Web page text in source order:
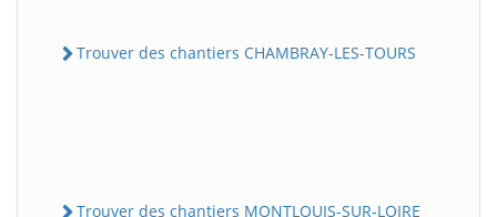
Trouver des chantiers CHAMBRAY-LES-TOURS
Trouver des chantiers MONTLOUIS-SUR-LOIRE